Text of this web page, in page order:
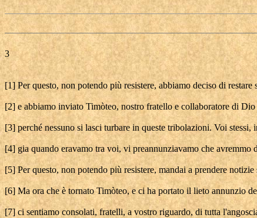
3
[1] Per questo, non potendo più resistere, abbiamo deciso di restare
[2] e abbiamo inviato Timòteo, nostro fratello e collaboratore di
[3] perché nessuno si lasci turbare in queste tribolazioni. Voi stessi,
[4] gia quando eravamo tra voi, vi preannunziavamo che avremmo
[5] Per questo, non potendo più resistere, mandai a prendere
[6] Ma ora che è tornato Timòteo, e ci ha portato il lieto annunzio
[7] ci sentiamo consolati, fratelli, a vostro riguardo, di tutta